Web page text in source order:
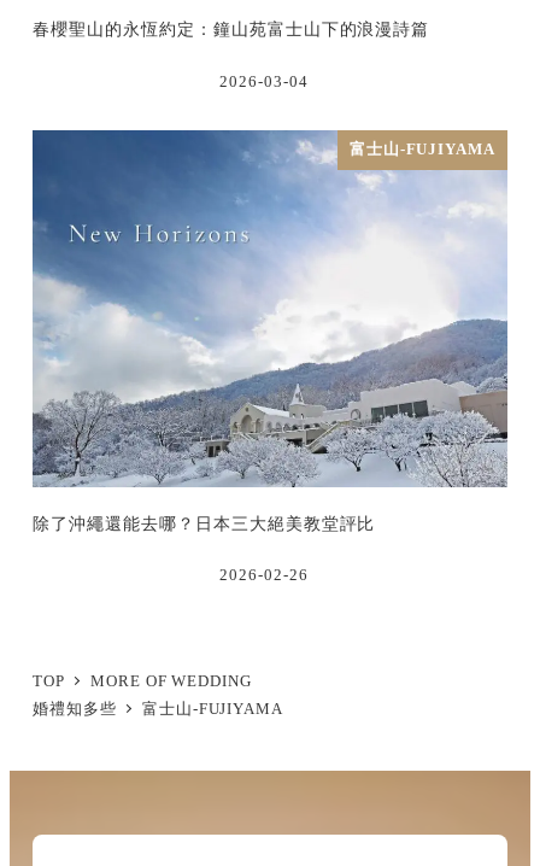
春櫻聖山的永恆約定：鐘山苑富士山下的浪漫詩篇
2026-03-04
富士山-FUJIYAMA
除了沖繩還能去哪？日本三大絕美教堂評比
2026-02-26
TOP
MORE OF WEDDING
婚禮知多些
富士山-FUJIYAMA